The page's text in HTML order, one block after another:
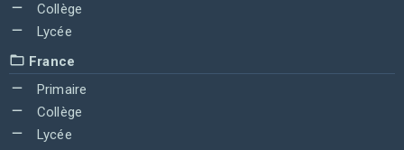
Collège
Lycée
France
Primaire
Collège
Lycée